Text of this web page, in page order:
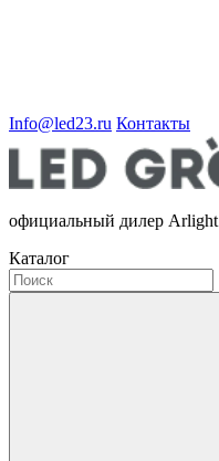
Info@led23.ru Контакты
официальный дилер Arlight
Каталог